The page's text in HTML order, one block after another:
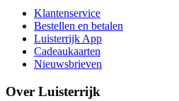
Klantenservice
Bestellen en betalen
Luisterrijk App
Cadeaukaarten
Nieuwsbrieven
Over Luisterrijk